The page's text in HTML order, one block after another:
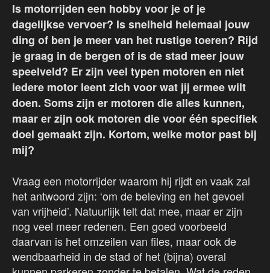
Is motorrijden een hobby voor je of je
dagelijkse vervoer? Is snelheid helemaal jouw
ding of ben je meer van het rustige toeren? Rijd
je graag in de bergen of is de stad meer jouw
speelveld? Er zijn veel typen motoren en niet
iedere motor leent zich voor wat jij ermee wilt
doen. Soms zijn er motoren die alles kunnen,
maar er zijn ook motoren die voor één specifiek
doel gemaakt zijn. Kortom, welke motor past bij
mij?
Vraag een motorrijder waarom hij rijdt en vaak zal
het antwoord zijn: ‘om de beleving en het gevoel
van vrijheid’. Natuurlijk telt dat mee, maar er zijn
nog veel meer redenen. Een goed voorbeeld
daarvan is het omzeilen van files, maar ook de
wendbaarheid in de stad of het (bijna) overal